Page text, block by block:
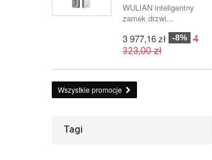
WULIAN inteligentny
zamek drzwi...
3 977,16 zł -8%
4
323,00 zł
Wszystkie promocje
Tagi